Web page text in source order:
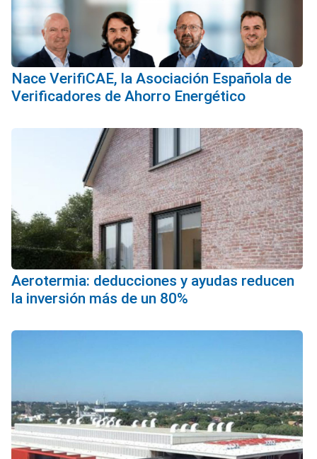
Nace VerifiCAE, la Asociación Española de
Verificadores de Ahorro Energético
Aerotermia: deducciones y ayudas reducen
la inversión más de un 80%